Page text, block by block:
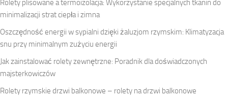
Rolety plisowane a termoizolacja: Wykorzystanie specjalnych tkanin do
minimalizacji strat ciepła i zimna
Oszczędność energii w sypialni dzięki żaluzjom rzymskim: Klimatyzacja
snu przy minimalnym zużyciu energii
Jak zainstalować rolety zewnętrzne: Poradnik dla doświadczonych
majsterkowiczów
Rolety rzymskie drzwi balkonowe – rolety na drzwi balkonowe